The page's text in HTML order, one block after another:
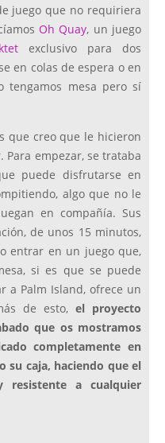
juego que no requiriera
Oh Quay, un juego
exclusivo para dos
en colas de espera o en
tengamos mesa pero sí
que creo que le hicieron
empezar, se trataba
puede disfrutarse en
algo que no le
en compañía. Sus
de unos 15 minutos,
entrar en un juego que,
si es que se puede
a Palm Island, ofrece un
de esto, el proyecto
que os mostramos
completamente en
su caja, haciendo que el
resistente a cualquier